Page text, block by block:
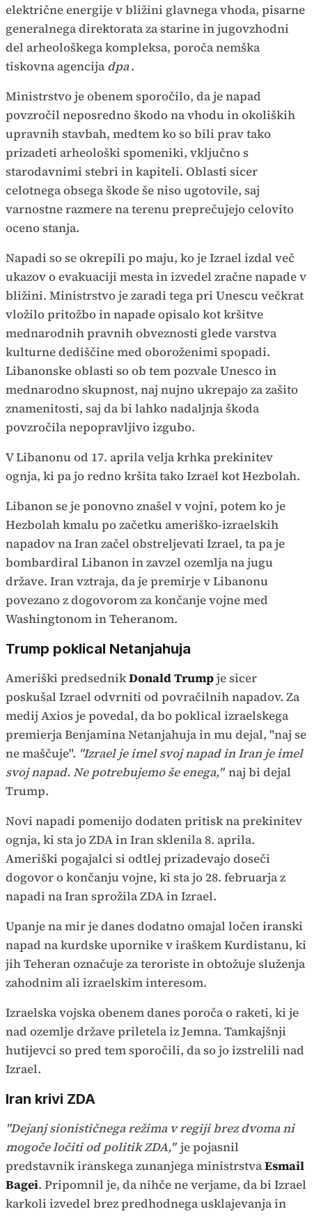
električne energije v bližini glavnega vhoda, pisarne
generalnega direktorata za starine in jugovzhodni
del arheološkega kompleksa, poroča nemška
tiskovna agencija dpa.
Ministrstvo je obenem sporočilo, da je napad
povzročil neposredno škodo na vhodu in okoliških
upravnih stavbah, medtem ko so bili prav tako
prizadeti arheološki spomeniki, vključno s
starodavnimi stebri in kapiteli. Oblasti sicer
celotnega obsega škode še niso ugotovile, saj
varnostne razmere na terenu preprečujejo celovito
oceno stanja.
Napadi so se okrepili po maju, ko je Izrael izdal več
ukazov o evakuaciji mesta in izvedel zračne napade v
bližini. Ministrstvo je zaradi tega pri Unescu večkrat
vložilo pritožbo in napade opisalo kot kršitve
mednarodnih pravnih obveznosti glede varstva
kulturne dediščine med oboroženimi spopadi.
Libanonske oblasti so ob tem pozvale Unesco in
mednarodno skupnost, naj nujno ukrepajo za zašito
znamenitosti, saj da bi lahko nadaljnja škoda
povzročila nepopravljivo izgubo.
V Libanonu od 17. aprila velja krhka prekinitev
ognja, ki pa jo redno kršita tako Izrael kot Hezbolah.
Libanon se je ponovno znašel v vojni, potem ko je
Hezbolah kmalu po začetku ameriško-izraelskih
napadov na Iran začel obstreljevati Izrael, ta pa je
bombardiral Libanon in zavzel ozemlja na jugu
države. Iran vztraja, da je premirje v Libanonu
povezano z dogovorom za končanje vojne med
Washingtonom in Teheranom.
Trump poklical Netanjahuja
Ameriški predsednikDonald Trumpje sicer
poskušal Izrael odvrniti od povračilnih napadov. Za
medij Axios je povedal, da bo poklical izraelskega
premierja Benjamina Netanjahuja in mu dejal, "naj se
ne maščuje". "Izrael je imel svoj napad in Iran je imel
svoj napad. Ne potrebujemo še enega," naj bi dejal
Trump.
Novi napadi pomenijo dodaten pritisk na prekinitev
ognja, ki sta jo ZDA in Iran sklenila 8. aprila.
Ameriški pogajalci si odtlej prizadevajo doseči
dogovor o končanju vojne, ki sta jo 28. februarja z
napadi na Iran sprožila ZDA in Izrael.
Upanje na mir je danes dodatno omajal ločen iranski
napad na kurdske upornike v iraškem Kurdistanu, ki
jih Teheran označuje za teroriste in obtožuje služenja
zahodnim ali izraelskim interesom.
Izraelska vojska obenem danes poroča o raketi, ki je
nad ozemlje države priletela iz Jemna. Tamkajšnji
hutijevci so pred tem sporočili, da so jo izstrelili nad
Izrael.
Iran krivi ZDA
"Dejanj sionističnega režima v regiji brez dvoma ni
mogoče ločiti od politik ZDA," je pojasnil
predstavnik iranskega zunanjega ministrstvaEsmail
Bagei. Pripomnil je, da nihče ne verjame, da bi Izrael
karkoli izvedel brez predhodnega usklajevanja in